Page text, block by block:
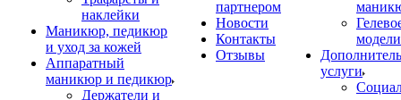
наклейки
Маникюр, педикюр
и уход за кожей
Аппаратный
маникюр и педикюр
Держатели и
партнером
Новости
Контакты
Отзывы
услуги